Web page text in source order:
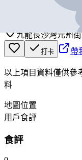
九龍長沙灣元州
打卡 帶
以上項目資料僅供參
料
地圖位置
用戶食評
食評